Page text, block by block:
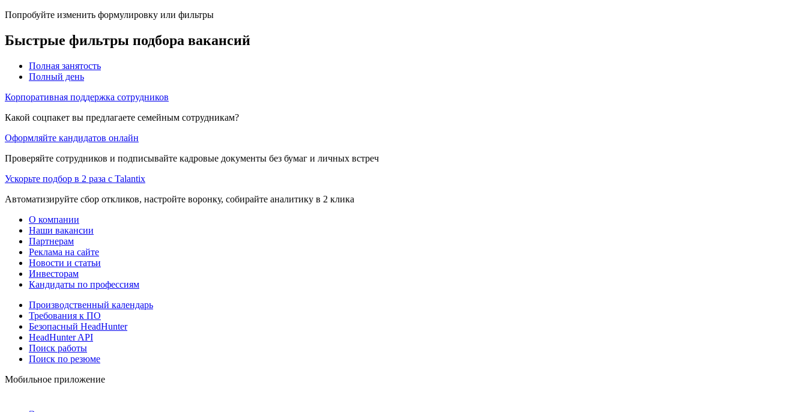
Попробуйте изменить формулировку или фильтры
Быстрые фильтры подбора вакансий
Полная занятость
Полный день
Корпоративная поддержка сотрудников
Какой соцпакет вы предлагаете семейным сотрудникам?
Оформляйте кандидатов онлайн
Проверяйте сотрудников и подписывайте кадровые документы без бумаг и личных встреч
Ускорьте подбор в 2 раза с Talantix
Автоматизируйте сбор откликов, настройте воронку, собирайте аналитику в 2 клика
О компании
Наши вакансии
Партнерам
Реклама на сайте
Новости и статьи
Инвесторам
Кандидаты по профессиям
Производственный календарь
Требования к ПО
Безопасный HeadHunter
HeadHunter API
Поиск работы
Поиск по резюме
Мобильное приложение